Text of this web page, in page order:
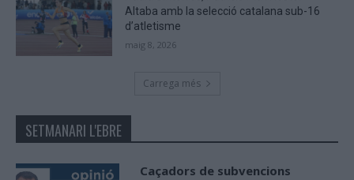
Altaba amb la selecció catalana sub-16
d’atletisme
maig 8, 2026
Carrega més
SETMANARI L'EBRE
Caçadors de subvencions